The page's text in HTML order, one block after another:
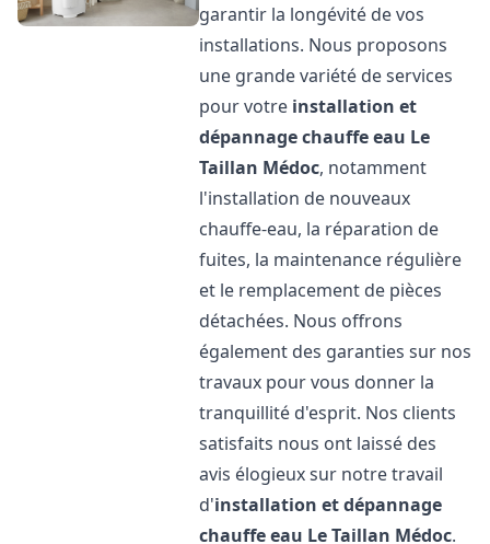
garantir la longévité de vos
installations. Nous proposons
une grande variété de services
pour votre installation et
dépannage chauffe eau Le
Taillan Médoc, notamment
l'installation de nouveaux
chauffe-eau, la réparation de
fuites, la maintenance régulière
et le remplacement de pièces
détachées. Nous offrons
également des garanties sur nos
travaux pour vous donner la
tranquillité d'esprit. Nos clients
satisfaits nous ont laissé des
avis élogieux sur notre travail
d'installation et dépannage
chauffe eau Le Taillan Médoc.